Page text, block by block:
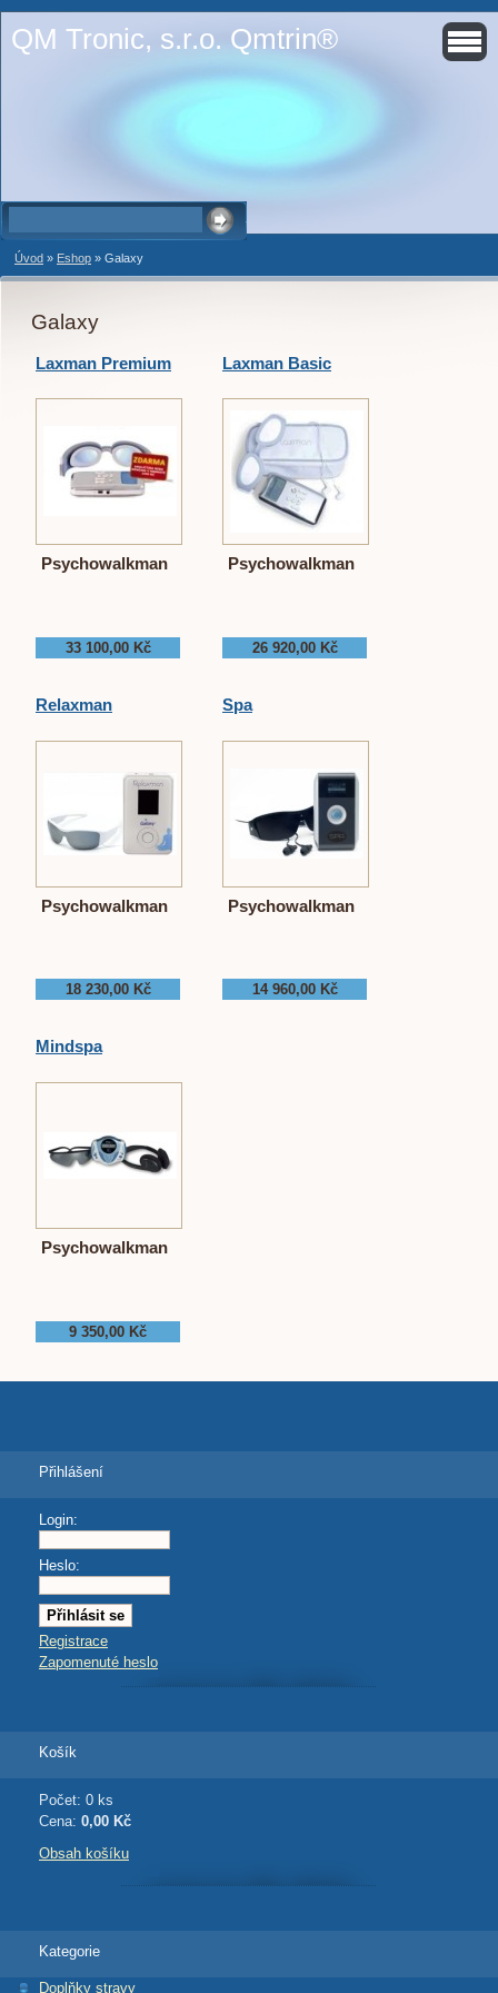
QM Tronic, s.r.o. Qmtrin®
Úvod » Eshop » Galaxy
Galaxy
Laxman Premium
Psychowalkman
33 100,00 Kč
Laxman Basic
Psychowalkman
26 920,00 Kč
Relaxman
Psychowalkman
18 230,00 Kč
Spa
Psychowalkman
14 960,00 Kč
Mindspa
Psychowalkman
9 350,00 Kč
Přihlášení
Login:
Heslo:
Registrace
Zapomenuté heslo
Košík
Počet: 0 ks
Cena: 0,00 Kč
Obsah košíku
Kategorie
Doplňky stravy